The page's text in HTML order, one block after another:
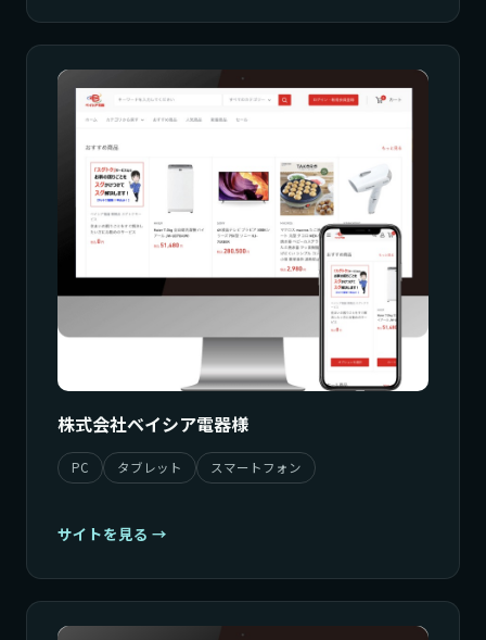
株式会社ベイシア電器様
PC タブレット スマートフォン
サイトを見る